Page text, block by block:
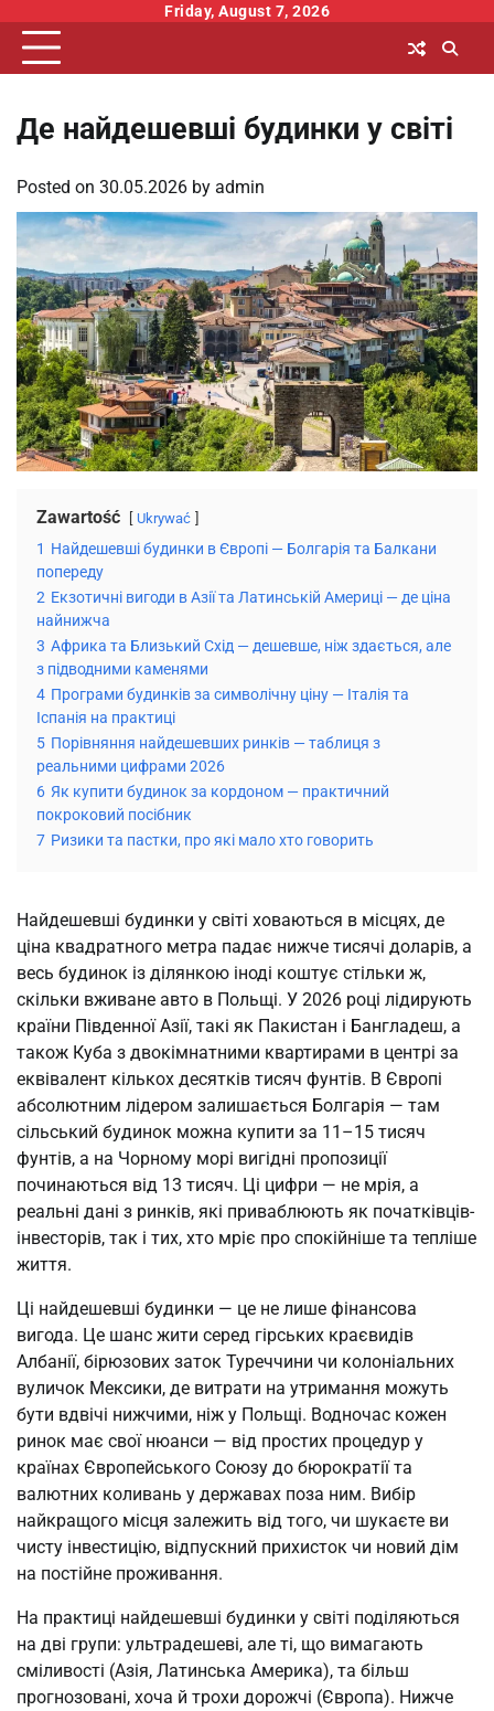
content
Friday, August 7, 2026
Де найдешевші будинки у світі
Posted on 30.05.2026 by admin
Zawartość Ukrywać
1 Найдешевші будинки в Європі — Болгарія та Балкани
попереду
2 Екзотичні вигоди в Азії та Латинській Америці — де ціна
найнижча
3 Африка та Близький Схід — дешевше, ніж здається, але
з підводними каменями
4 Програми будинків за символічну ціну — Італія та
Іспанія на практиці
5 Порівняння найдешевших ринків — таблиця з
реальними цифрами 2026
6 Як купити будинок за кордоном — практичний
покроковий посібник
7 Ризики та пастки, про які мало хто говорить
Найдешевші будинки у світі ховаються в місцях, де
ціна квадратного метра падає нижче тисячі доларів, а
весь будинок із ділянкою іноді коштує стільки ж,
скільки вживане авто в Польщі. У 2026 році лідирують
країни Південної Азії, такі як Пакистан і Бангладеш, а
також Куба з двокімнатними квартирами в центрі за
еквівалент кількох десятків тисяч фунтів. В Європі
абсолютним лідером залишається Болгарія — там
сільський будинок можна купити за 11–15 тисяч
фунтів, а на Чорному морі вигідні пропозиції
починаються від 13 тисяч. Ці цифри — не мрія, а
реальні дані з ринків, які приваблюють як початківців-
інвесторів, так і тих, хто мріє про спокійніше та тепліше
життя.
Ці найдешевші будинки — це не лише фінансова
вигода. Це шанс жити серед гірських краєвидів
Албанії, бірюзових заток Туреччини чи колоніальних
вуличок Мексики, де витрати на утримання можуть
бути вдвічі нижчими, ніж у Польщі. Водночас кожен
ринок має свої нюанси — від простих процедур у
країнах Європейського Союзу до бюрократії та
валютних коливань у державах поза ним. Вибір
найкращого місця залежить від того, чи шукаєте ви
чисту інвестицію, відпускний прихисток чи новий дім
на постійне проживання.
На практиці найдешевші будинки у світі поділяються
на дві групи: ультрадешеві, але ті, що вимагають
сміливості (Азія, Латинська Америка), та більш
прогнозовані, хоча й трохи дорожчі (Європа). Нижче